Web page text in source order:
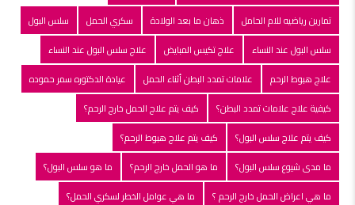
تمارين رياضيه للام الحامل
ذهان ما بعد الولادة سكري الحمل
سلس البول
سلس البول عند النساء
علاج تكيس المبايض
علاج سلس البول عند النساء
علاج هبوط الرحم
علامات تمدد البطن أثناء الحمل
عيادة الدكتوره سمر حموده
كيفية علاج علامات تمدد البطن؟
كيف يتم علاج الحمل خارج الرحم؟
كيف يتم علاج سلس البول؟
كيف يتم علاج هبوط الرحم؟
ما مدى شيوع سلس البول؟
ما هو الحمل خارج الرحم؟
ما هو سلس البول؟
ما هي اعراض الحمل خارج الرحم ؟
ما هي عوامل الخطر لسكري الحمل؟